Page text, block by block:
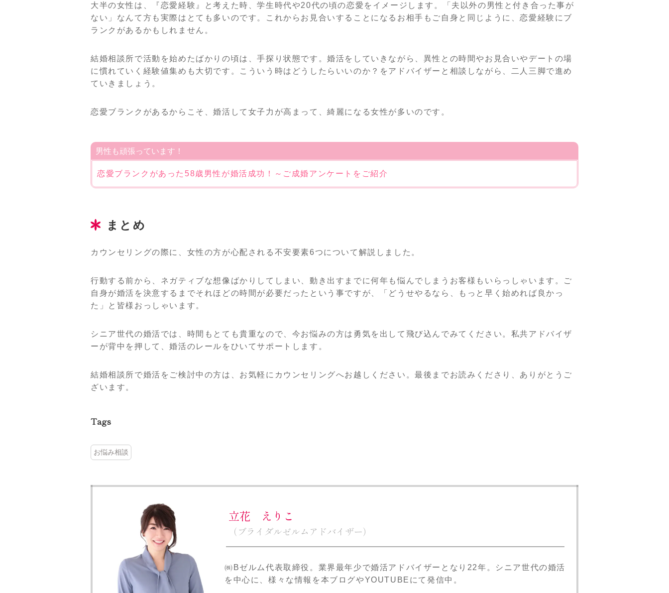
大半の女性は、『恋愛経験』と考えた時、学生時代や20代の頃の恋愛をイメージします。「夫以外の男性と付き合った事が
ない」なんて方も実際はとても多いのです。これからお見合いすることになるお相手もご自身と同じように、恋愛経験にブ
ランクがあるかもしれません。
結婚相談所で活動を始めたばかりの頃は、手探り状態です。婚活をしていきながら、異性との時間やお見合いやデートの場
に慣れていく経験値集めも大切です。こういう時はどうしたらいいのか？をアドバイザーと相談しながら、二人三脚で進め
ていきましょう。
恋愛ブランクがあるからこそ、婚活して女子力が高まって、綺麗になる女性が多いのです。
男性も頑張っています！
恋愛ブランクがあった58歳男性が婚活成功！～ご成婚アンケートをご紹介
まとめ
カウンセリングの際に、女性の方が心配される不安要素6つについて解説しました。
行動する前から、ネガティブな想像ばかりしてしまい、動き出すまでに何年も悩んでしまうお客様もいらっしゃいます。ご
自身が婚活を決意するまでそれほどの時間が必要だったという事ですが、「どうせやるなら、もっと早く始めれば良かっ
た」と皆様おっしゃいます。
シニア世代の婚活では、時間もとても貴重なので、今お悩みの方は勇気を出して飛び込んでみてください。私共アドバイザ
ーが背中を押して、婚活のレールをひいてサポートします。
結婚相談所で婚活をご検討中の方は、お気軽にカウンセリングへお越しください。最後までお読みくださり、ありがとうご
ざいます。
Tags
お悩み相談
立花 えりこ
（ブライダルゼルムアドバイザー）
㈱Bゼルム代表取締役。業界最年少で婚活アドバイザーとなり22年。シニア世代の婚活
を中心に、様々な情報を本ブログやYOUTUBEにて発信中。